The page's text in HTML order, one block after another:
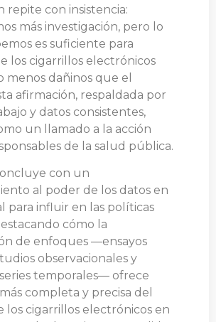
repite con insistencia:
más investigación, pero lo
es suficiente para
los cigarrillos electrónicos
menos dañinos que el
afirmación, respaldada por
y datos consistentes,
un llamado a la acción
de la salud pública.
con un
al poder de los datos en
para influir en las políticas
cómo la
de enfoques ―ensayos
observacionales y
series temporales― ofrece
completa y precisa del
los cigarrillos electrónicos en